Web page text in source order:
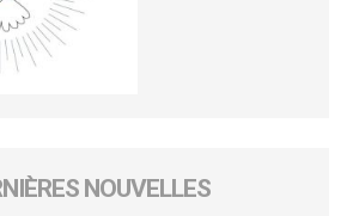
NOUVELLES